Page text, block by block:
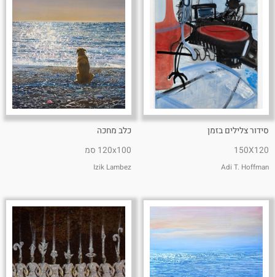
סידור צלילים בזמן
150X120
Adi T. Hoffman
כלב מחכה
120x100 סמ
Izik Lambez